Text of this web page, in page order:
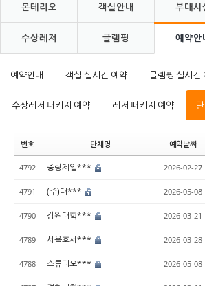
몬테리오 객실안내 부대시
수상레저 글램핑 예약안
예약안내 객실 실시간 예약 글램핑 실시간
수상레저 패키지 예약 레저 패키지 예약
번호 단체명 예약날짜
4792 중랑제일*** 2026-02-27
4791 (주)대*** 2026-05-08
4790 강원대학*** 2026-03-21
4789 서울호서*** 2026-03-28
4788 스튜디오*** 2026-05-08